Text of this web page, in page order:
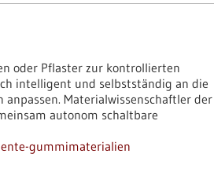
oder Pflaster zur kontrollierten
intelligent und selbstständig an die
Materialwissenschaftler der
autonom schaltbare
gummimaterialien